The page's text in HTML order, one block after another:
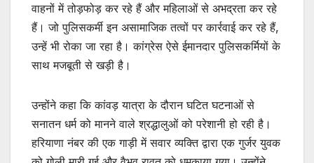
वाहनों में तोड़फोड़ कर रहे हैं और महिलाओं से अभद्रता कर रहे
हैं। जो पुलिसकर्मी इन असामाजिक तत्वों पर कार्रवाई कर रहे हैं,
उन्हें भी रोका जा रहा है। कांग्रेस ऐसे ईमानदार पुलिसकर्मियों के
साथ मजबूती से खड़ी है।
उन्होंने कहा कि कांवड़ यात्रा के दौरान घटित घटनाओं से
सनातन धर्म को मानने वाले श्रद्धालुओं को परेशानी हो रही है।
हरियाणा नंबर की एक गाड़ी में सवार व्यक्ति द्वारा एक गुर्जर युवक